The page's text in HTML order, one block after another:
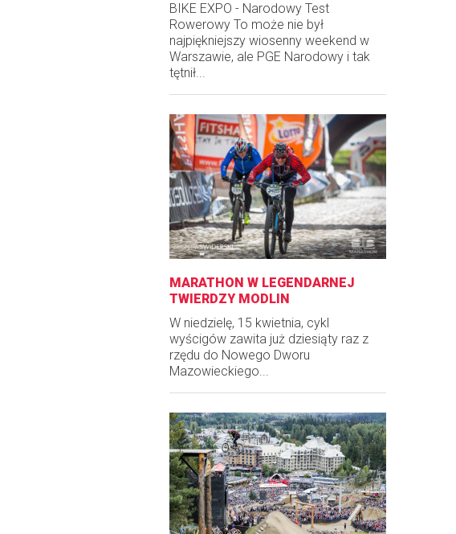
BIKE EXPO - Narodowy Test
Rowerowy To może nie był
najpiękniejszy wiosenny weekend w
Warszawie, ale PGE Narodowy i tak
tętnił...
MARATHON W LEGENDARNEJ
TWIERDZY MODLIN
W niedzielę, 15 kwietnia, cykl
wyścigów zawita już dziesiąty raz z
rzędu do Nowego Dworu
Mazowieckiego...